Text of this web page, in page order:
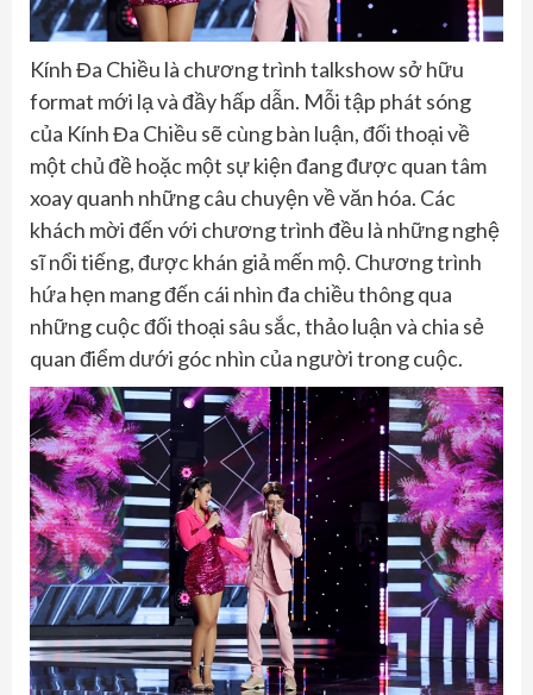
Kính Đa Chiều là chương trình talkshow sở hữu
format mới lạ và đầy hấp dẫn. Mỗi tập phát sóng
của Kính Đa Chiều sẽ cùng bàn luận, đối thoại về
một chủ đề hoặc một sự kiện đang được quan tâm
xoay quanh những câu chuyện về văn hóa. Các
khách mời đến với chương trình đều là những nghệ
sĩ nổi tiếng, được khán giả mến mộ. Chương trình
hứa hẹn mang đến cái nhìn đa chiều thông qua
những cuộc đối thoại sâu sắc, thảo luận và chia sẻ
quan điểm dưới góc nhìn của người trong cuộc.